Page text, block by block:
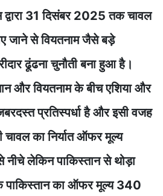
द्वारा 31 दिसंबर 2025 तक चावल
जाने से वियतनाम जैसे बड़े
ढूंढना चुनौती बना हुआ है।
और वियतनाम के बीच एशिया और
प्रतिस्पर्धा है और इसी वजह
चावल का निर्यात ऑफर मूल्य
लेकिन पाकिस्तान से थोड़ा
पाकिस्तान का ऑफर मूल्य 340